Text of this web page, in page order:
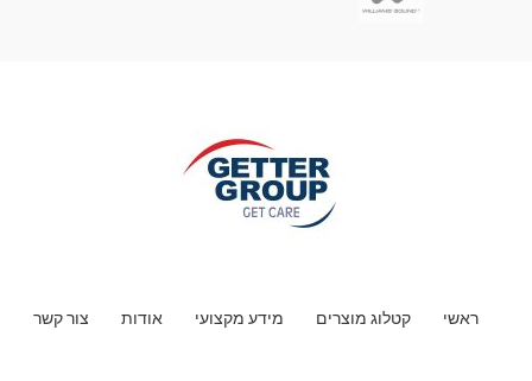
ראשי קטלוג מוצרים מידע מקצועי אודות צור קשר